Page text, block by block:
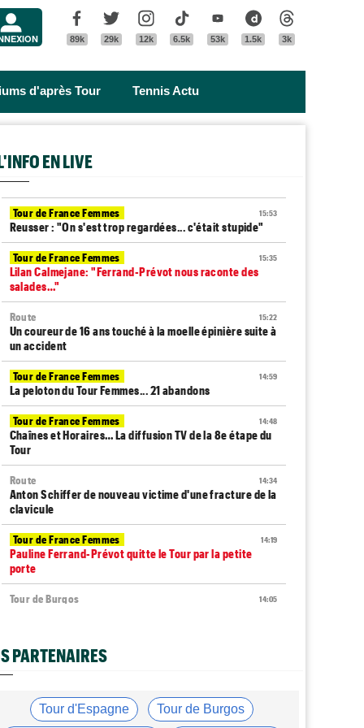
Facebook
89k
Twitter
29k
Instagram
12k
Tik Tok
6.5k
Youtube
53k
Dailymotion
1.5k 3k
d'après Tour Tennis Actu
EN LIVE
15:53
Tour de France Femmes
Reusser : "On s'est trop regardées... c'était stupide"
15:35
Tour de France Femmes
Lilan Calmejane: "Ferrand-Prévot nous raconte des
salades…"
15:22
Route
Un coureur de 16 ans touché à la moelle épinière suite à
un accident
14:59
Tour de France Femmes
La peloton du Tour Femmes... 21 abandons
14:48
Tour de France Femmes
Chaînes et Horaires… La diffusion TV de la 8e étape du
Tour
14:34
Route
Anton Schiffer de nouveau victime d'une fracture de la
clavicule
14:19
Tour de France Femmes
Pauline Ferrand-Prévot quitte le Tour par la petite
porte
14:05
Tour de Burgos
Tour de France Femmes
Lorena Wiebes : "La 8e étape ? Nous l'avons ciblé..."
Tour de France Femmes
Antonia Niedermaier : "Kasia ? J’ai toujours cru en elle"
PARTENAIRES
Tour d'Espagne Tour de Burgos